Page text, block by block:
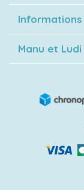
Informations
Manu et Ludi